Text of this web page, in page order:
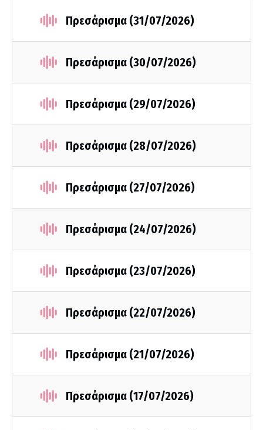
Πρεσάρισμα (31/07/2026)
Πρεσάρισμα (30/07/2026)
Πρεσάρισμα (29/07/2026)
Πρεσάρισμα (28/07/2026)
Πρεσάρισμα (27/07/2026)
Πρεσάρισμα (24/07/2026)
Πρεσάρισμα (23/07/2026)
Πρεσάρισμα (22/07/2026)
Πρεσάρισμα (21/07/2026)
Πρεσάρισμα (17/07/2026)